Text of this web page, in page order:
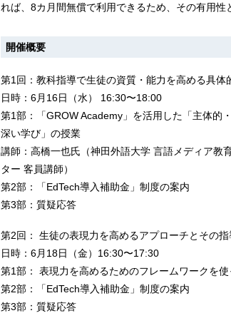
れば、8カ月間無償で利用できるため、その有用性
開催概要
第1回：教科指導で生徒の資質・能力を高める具体
日時：6月16日（水） 16:30〜18:00
第1部：「GROW Academy」を活用した「主体的
深い学び」の授業
講師：高橋一也氏（神田外語大学 言語メディア教
ター 客員講師）
第2部：「EdTech導入補助金」制度の案内
第3部：質疑応答
第2回： 生徒の表現力を高めるアプローチとその指
日時：6月18日（金）16:30〜17:30
第1部： 表現力を高めるためのフレームワークを
第2部：「EdTech導入補助金」制度の案内
第3部：質疑応答